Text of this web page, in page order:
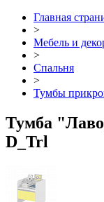
Главная
>
Мебель и
>
Спальня
>
Тумбы
Тумба
D_Trl